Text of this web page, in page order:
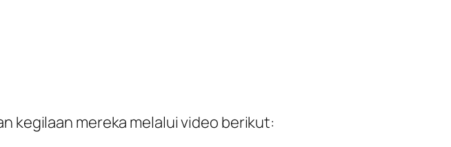
kegilaan mereka melalui video berikut: